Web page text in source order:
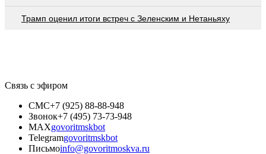
Трамп оценил итоги встреч с Зеленским и Нетаньяху
Связь с эфиром
СМС+7 (925) 88-88-948
Звонок+7 (495) 73-73-948
MAXgovoritmskbot
Telegramgovoritmskbot
Письмоinfo@govoritmoskva.ru